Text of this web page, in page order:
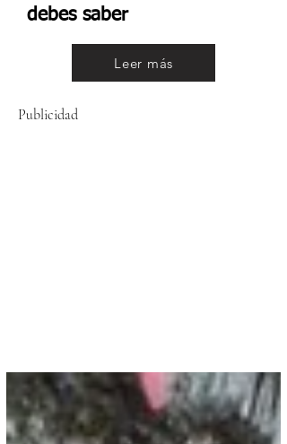
debes saber
Leer más
Publicidad